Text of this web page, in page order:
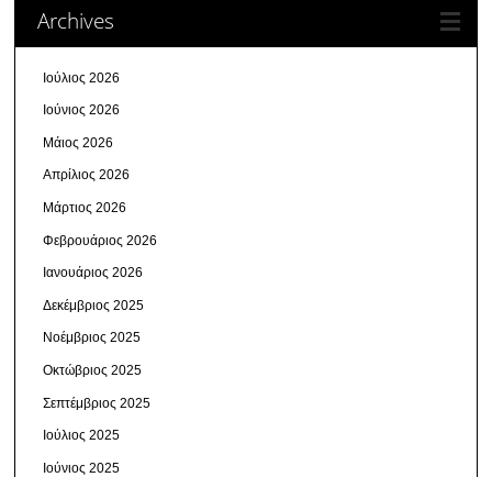
Archives
Ιούλιος 2026
Ιούνιος 2026
Μάιος 2026
Απρίλιος 2026
Μάρτιος 2026
Φεβρουάριος 2026
Ιανουάριος 2026
Δεκέμβριος 2025
Νοέμβριος 2025
Οκτώβριος 2025
Σεπτέμβριος 2025
Ιούλιος 2025
Ιούνιος 2025